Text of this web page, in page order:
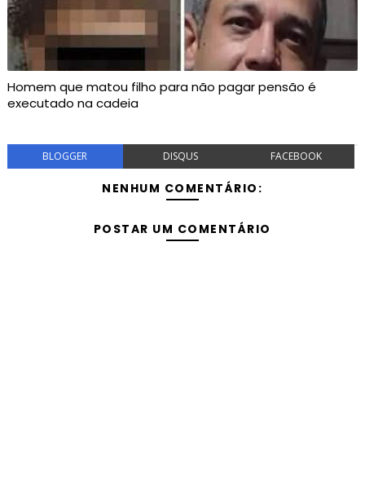
Homem que matou filho para não pagar pensão é
executado na cadeia
BLOGGER DISQUS FACEBOOK
NENHUM COMENTÁRIO:
POSTAR UM COMENTÁRIO